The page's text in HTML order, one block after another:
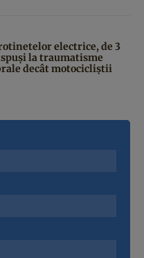
electrice, de 3
la traumatisme
decât motocicliștii